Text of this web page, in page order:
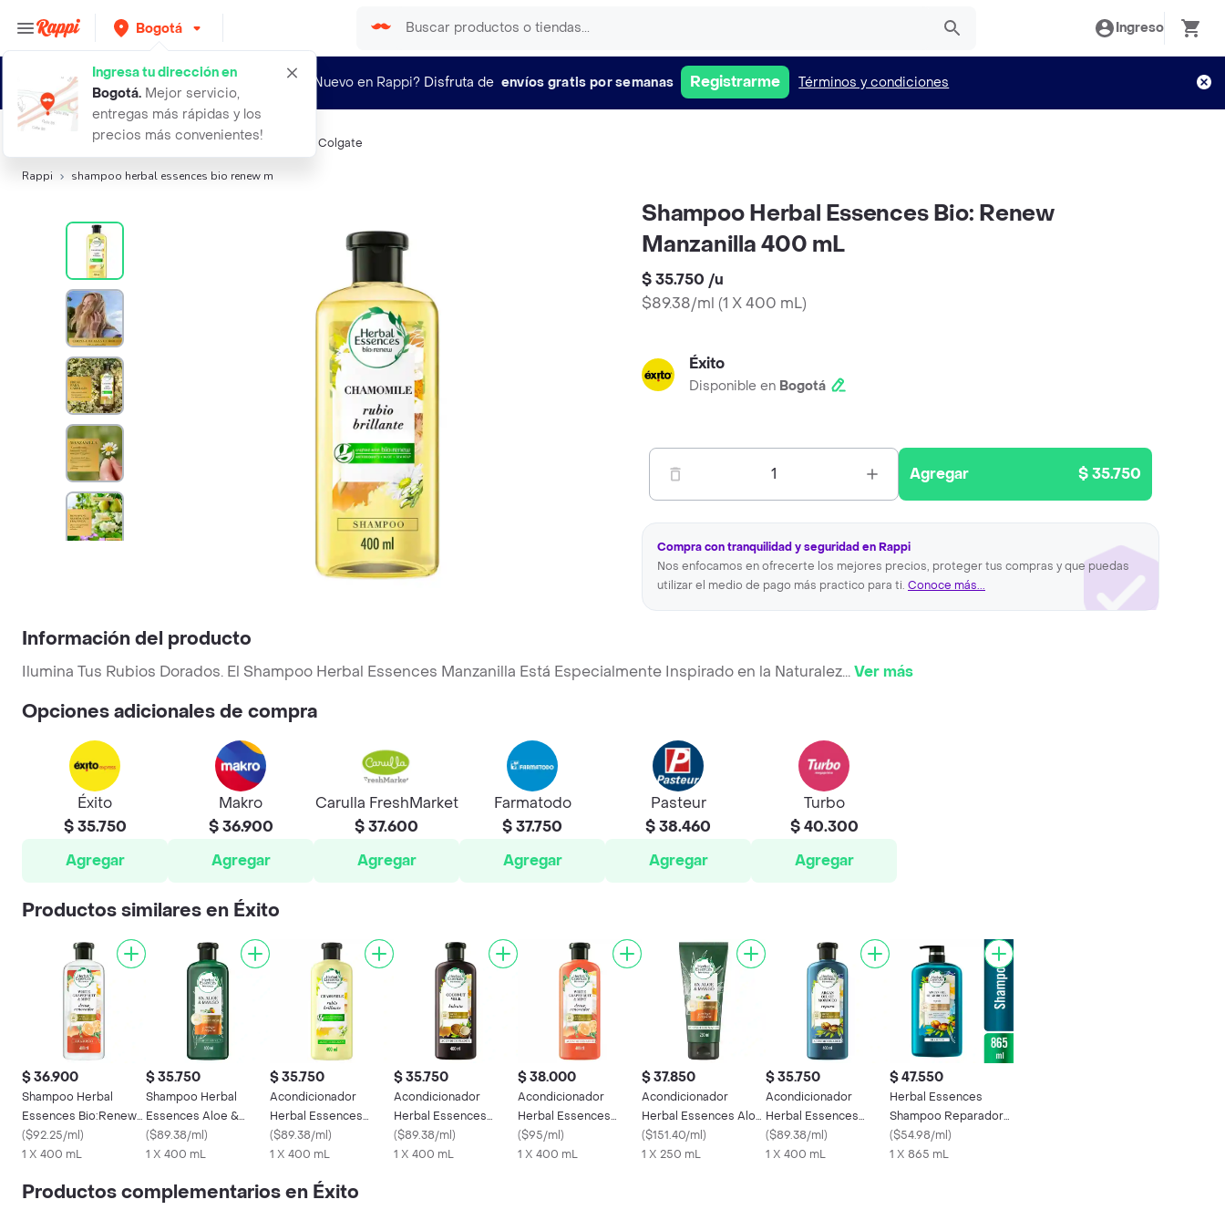
Bogotá
Ingresa tu dirección en
Bogotá. Mejor servicio,
entregas más rápidas y los
precios más convenientes!
Ingreso
¿Nuevo en Rappi? Disfruta de envíos gratis por semanas Registrarme Términos y condiciones
Búsquedas relacionadas:Shampoo,Herbal Essences Colgate
Rappi shampoo herbal essences bio renew m
Shampoo Herbal Essences Bio: Renew
Manzanilla 400 mL
$ 35.750 /u
$89.38/ml (1 X 400 mL)
Éxito
Disponible en Bogotá
1 Agregar $ 35.750
Compra con tranquilidad y seguridad en Rappi
Nos enfocamos en ofrecerte los mejores precios, proteger tus compras y que puedas
utilizar el medio de pago más practico para ti. Conoce más...
Información del producto
Ilumina Tus Rubios Dorados. El Shampoo Herbal Essences Manzanilla Está Especialmente Inspirado en la Naturalez...Ver más
Opciones adicionales de compra
Éxito
$ 35.750
Agregar
Makro
$ 36.900
Agregar
Carulla FreshMarket
$ 37.600
Agregar
Farmatodo
$ 37.750
Agregar
Pasteur
$ 38.460
Agregar
Turbo
$ 40.300
Agregar
Productos similares en Éxito
$ 36.900
Shampoo Herbal
Essences Bio:Renew
Toronja y Menta
Champu 400 ml
($92.25/ml)
1 X 400 mL
$ 35.750
Shampoo Herbal
Essences Aloe &
Mango 400 mL
($89.38/ml)
1 X 400 mL
$ 35.750
Acondicionador
Herbal Essences
Bio:Renew Manzanilla
400 ml
($89.38/ml)
1 X 400 mL
$ 35.750
Acondicionador
Herbal Essences
Bio:Renew Leche de
Coco Rinse 400 ml
($89.38/ml)
1 X 400 mL
$ 38.000
Acondicionador
Herbal Essences
Bio:Renew Toronja y
Menta Rinse 400 ml
($95/ml)
1 X 400 mL
$ 37.850
Acondicionador
Herbal Essences Aloe
& Mango 250 mL
($151.40/ml)
1 X 250 mL
$ 35.750
Acondicionador
Herbal Essences
Aceite de Argan 400
mL
($89.38/ml)
1 X 400 mL
$ 47.550
Herbal Essences
Shampoo Reparador
con Aceite de Argán
($54.98/ml)
1 X 865 mL
Productos complementarios en Éxito